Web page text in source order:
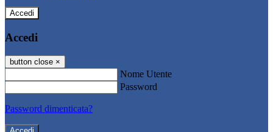
Accedi
Accedi
button close ×
Nome Utente
Password
Password dimenticata?